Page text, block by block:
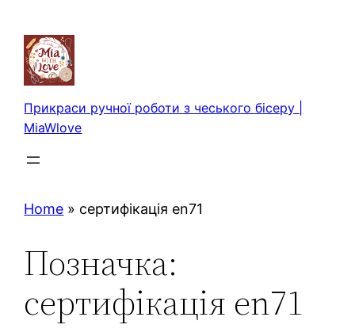
вмісту
Прикраси ручної роботи з чеського бісеру |
MiaWlove
Home » сертифікація en71
Позначка:
сертифікація en71